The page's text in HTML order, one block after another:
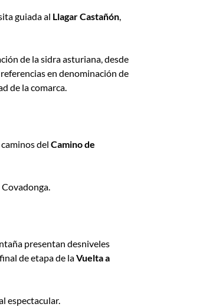
guiada al Llagar Castañón,
de la sidra asturiana, desde
en denominación de
de la comarca.
del Camino de
presentan desniveles
de etapa de laVuelta a
espectacular.